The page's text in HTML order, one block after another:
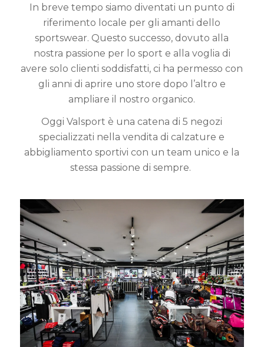
In breve tempo siamo diventati un punto di
riferimento locale per gli amanti dello
sportswear. Questo successo, dovuto alla
nostra passione per lo sport e alla voglia di
avere solo clienti soddisfatti, ci ha permesso con
gli anni di aprire uno store dopo l’altro e
ampliare il nostro organico.
Oggi Valsport è una catena di 5 negozi
specializzati nella vendita di calzature e
abbigliamento sportivi con un team unico e la
stessa passione di sempre.